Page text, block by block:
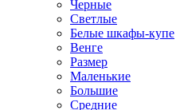
Черные
Светлые
Белые шкафы-купе
Венге
Размер
Маленькие
Большие
Средние